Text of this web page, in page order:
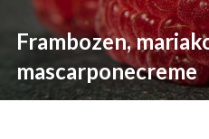
Frambozen,
mascarponecreme